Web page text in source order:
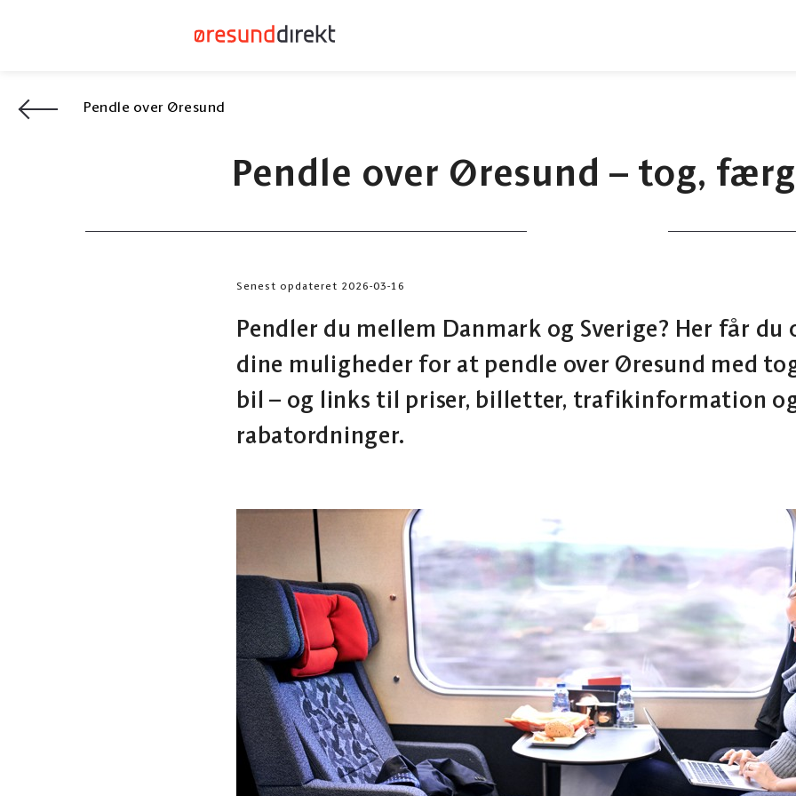
Pendle over Øresund
Pendle over Øresund – tog,
Senest opdateret 2026-03-16
Pendler du mellem Danmark og Sverige? Her får du
dine muligheder for at pendle over Øresund med
bil – og links til priser, billetter, trafikinformation
rabatordninger.